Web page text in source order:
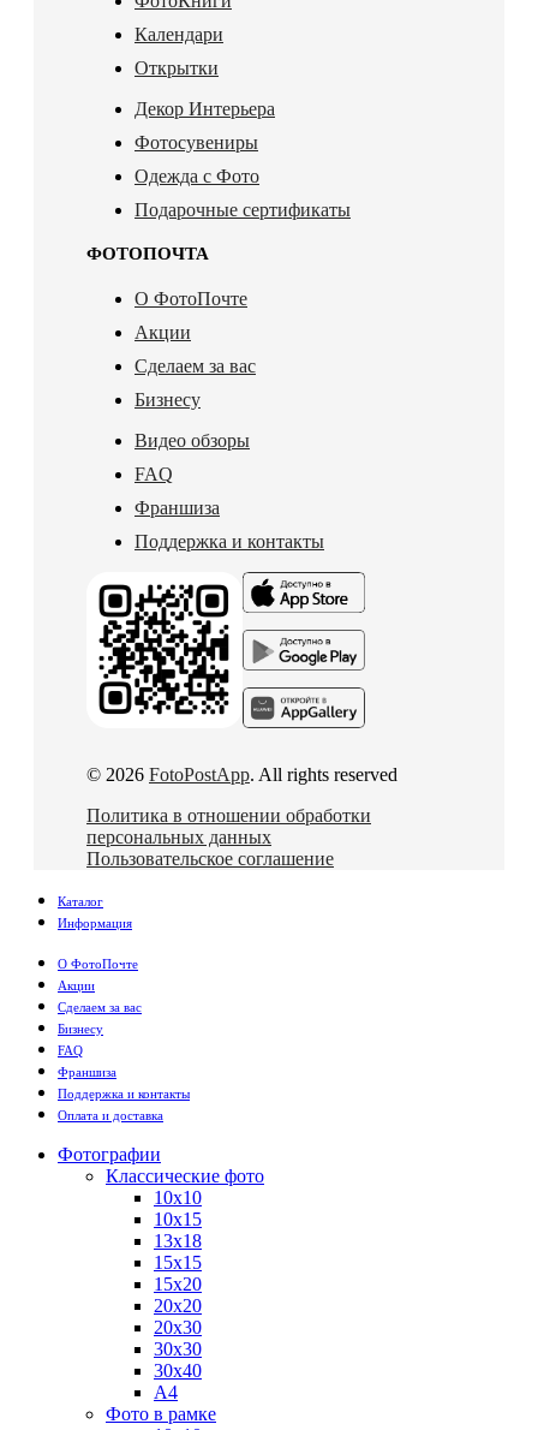
Календари
Открытки
Декор Интерьера
Фотосувениры
Одежда с Фото
Подарочные сертификаты
ФОТОПОЧТА
О ФотоПочте
Акции
Сделаем за вас
Бизнесу
Видео обзоры
FAQ
Франшиза
Поддержка и контакты
© 2026 FotoPostApp. All rights reserved
Политика в отношении обработки
персональных данных
Пользовательское соглашение
Каталог
Информация
О ФотоПочте
Акции
Сделаем за вас
Бизнесу
FAQ
Франшиза
Поддержка и контакты
Оплата и доставка
Фотографии
Классические фото
10х10
10х15
13х18
15х15
15х20
20х20
20х30
30х30
30х40
А4
Фото в рамке